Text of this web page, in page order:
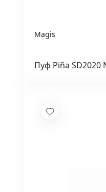
Magis
Пуф Piña SD2020